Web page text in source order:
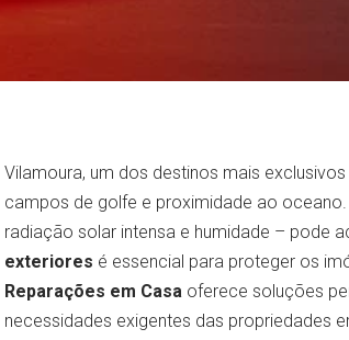
Vilamoura, um dos destinos mais
campos de golfe e proximidade ao
radiação solar intensa e humidade – pode
exteriores é essencial para proteger os
Reparações em Casa oferece soluções
necessidades exigentes das propriedades